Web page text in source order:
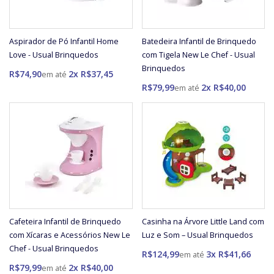
Aspirador de Pó Infantil Home
Love - Usual Brinquedos
R$74,90 2x R$37,45
Batedeira Infantil de Brinquedo
com Tigela New Le Chef - Usual
Brinquedos
R$79,99 2x R$40,00
Cafeteira Infantil de Brinquedo
com Xícaras e Acessórios New Le
Chef - Usual Brinquedos
R$79,99 2x R$40,00
Casinha na Árvore Little Land com
Luz e Som – Usual Brinquedos
R$124,99 3x R$41,66